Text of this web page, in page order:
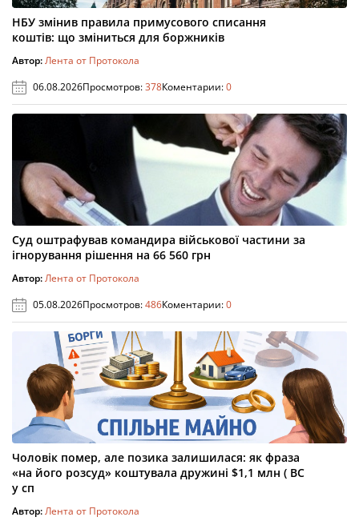
НБУ змінив правила примусового списання
коштів: що зміниться для боржників
Автор:Лента от Протокола
06.08.2026Просмотров:378Коментарии:0
Суд оштрафував командира військової частини за
ігнорування рішення на 66 560 грн
Автор:Лента от Протокола
05.08.2026Просмотров:486Коментарии:0
Чоловік помер, але позика залишилася: як фраза
«на його розсуд» коштувала дружині $1,1 млн ( ВС
у сп
Автор:Лента от Протокола